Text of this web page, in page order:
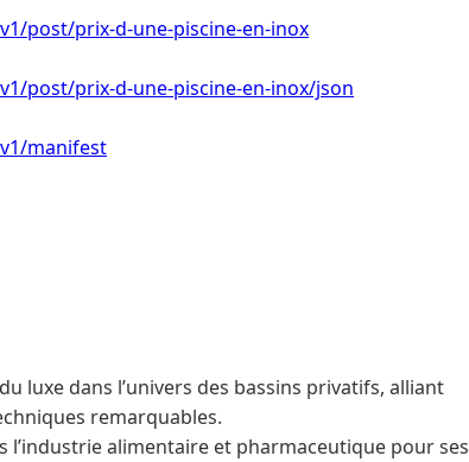
post/prix-d-une-piscine-en-inox
post/prix-d-une-piscine-en-inox/json
manifest
luxe dans l’univers des bassins privatifs, alliant
remarquables.
alimentaire et pharmaceutique pour ses